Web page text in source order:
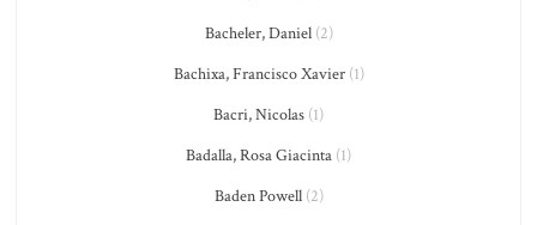
Bacheler, Daniel(2)
Bachixa, Francisco Xavier(1)
Bacri, Nicolas (1)
Badalla, Rosa Giacinta (1)
Baden Powell(2)